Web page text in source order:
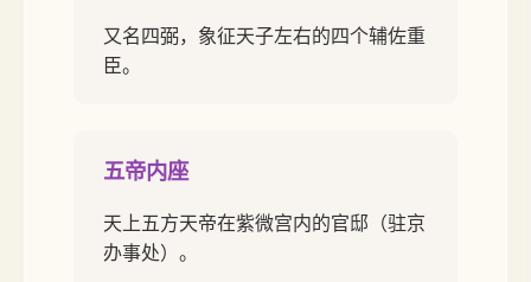
又名四弼，象征天子左右的四个辅佐重
臣。
五帝内座
天上五方天帝在紫微宫内的官邸（驻京
办事处）。